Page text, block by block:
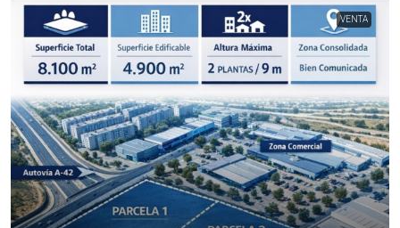
VENTA